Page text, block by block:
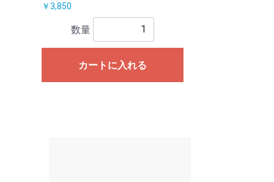
￥3,850
数量
カートに入れる